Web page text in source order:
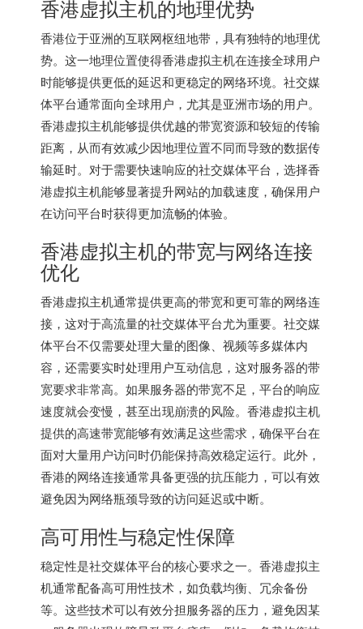
香港虚拟主机的地理优势
香港位于亚洲的互联网枢纽地带，具有独特的地理优
势。这一地理位置使得香港虚拟主机在连接全球用户
时能够提供更低的延迟和更稳定的网络环境。社交媒
体平台通常面向全球用户，尤其是亚洲市场的用户。
香港虚拟主机能够提供优越的带宽资源和较短的传输
距离，从而有效减少因地理位置不同而导致的数据传
输延时。对于需要快速响应的社交媒体平台，选择香
港虚拟主机能够显著提升网站的加载速度，确保用户
在访问平台时获得更加流畅的体验。
香港虚拟主机的带宽与网络连接
优化
香港虚拟主机通常提供更高的带宽和更可靠的网络连
接，这对于高流量的社交媒体平台尤为重要。社交媒
体平台不仅需要处理大量的图像、视频等多媒体内
容，还需要实时处理用户互动信息，这对服务器的带
宽要求非常高。如果服务器的带宽不足，平台的响应
速度就会变慢，甚至出现崩溃的风险。香港虚拟主机
提供的高速带宽能够有效满足这些需求，确保平台在
面对大量用户访问时仍能保持高效稳定运行。此外，
香港的网络连接通常具备更强的抗压能力，可以有效
避免因为网络瓶颈导致的访问延迟或中断。
高可用性与稳定性保障
稳定性是社交媒体平台的核心要求之一。香港虚拟主
机通常配备高可用性技术，如负载均衡、冗余备份
等。这些技术可以有效分担服务器的压力，避免因某